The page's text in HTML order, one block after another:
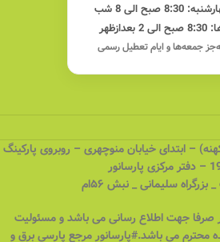
صبح الی 8 شب
جمعه‌ها و ایام تعطیل رسمی
– ابتدای خیابان منوچهری – روبروی پارکینگ
سلیمانی _ نبش ۵۶ام
صرفا جهت اطلاع رسانی می باشد و مسئولیت
محترم می باشد.#پارسانور مرجع پارسی برق و